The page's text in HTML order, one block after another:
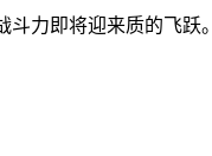
力即将迎来质的飞跃。